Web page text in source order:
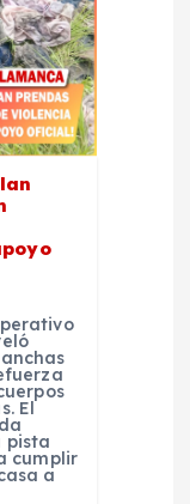
El
pista
cumplir
a